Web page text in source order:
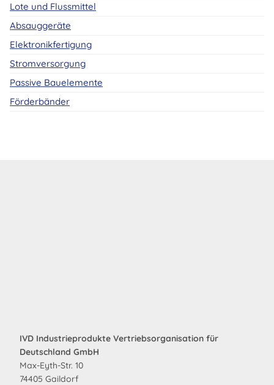
Lote und Flussmittel
Absauggeräte
Elektronikfertigung
Stromversorgung
Passive Bauelemente
Förderbänder
IVD Industrieprodukte Vertriebsorganisation für
Deutschland GmbH
Max-Eyth-Str. 10
74405 Gaildorf